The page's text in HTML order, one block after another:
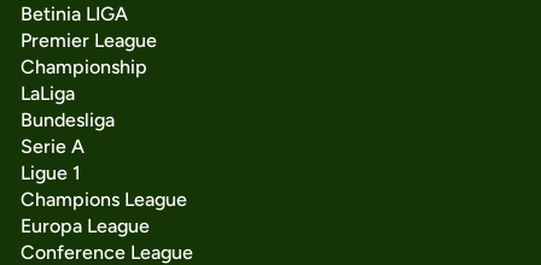
Betinia LIGA
Premier League
Championship
LaLiga
Bundesliga
Serie A
Ligue 1
Champions League
Europa League
Conference League